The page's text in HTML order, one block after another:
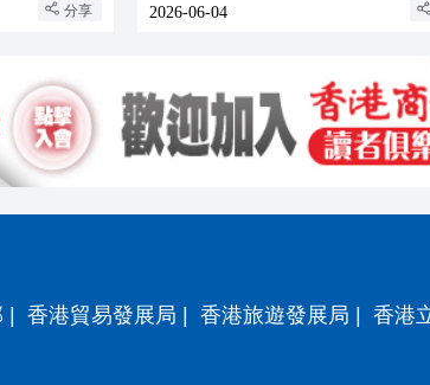
分享 2026-06-04
| 香港貿易發展局 | 香港旅遊發展局 | 香港